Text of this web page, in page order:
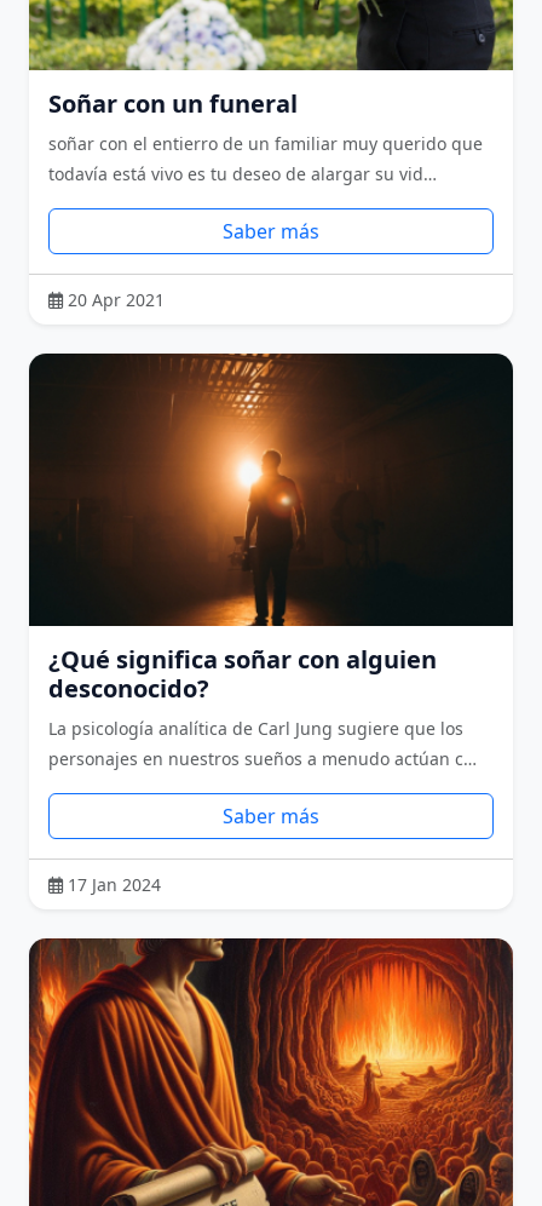
Soñar con un funeral
soñar con el entierro de un familiar muy querido que
todavía está vivo es tu deseo de alargar su vid…
Saber más
20 Apr 2021
¿Qué significa soñar con alguien
desconocido?
La psicología analítica de Carl Jung sugiere que los
personajes en nuestros sueños a menudo actúan c…
Saber más
17 Jan 2024